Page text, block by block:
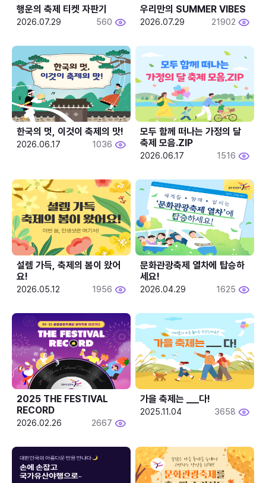
행운의 축제 티켓 자판기
2026.07.29 560
우리만의 SUMMER VIBES
2026.07.29 21902
한국의 멋, 이것이 축제의 맛!
2026.06.17 1036
모두 함께 떠나는 가정의 달
축제 모음.ZIP
2026.06.17 1516
설렘 가득, 축제의 봄이 왔어
요!
2026.05.12 1956
문화관광축제 열차에 탑승하
세요!
2026.04.29 1625
2025 THE FESTIVAL
RECORD
2026.02.26 2667
2025.11.04 3658